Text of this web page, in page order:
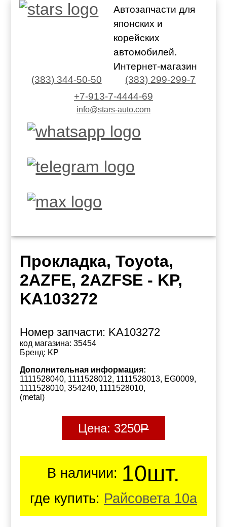
Автозапчасти для
японских и
корейских
автомобилей.
Интернет-магазин
(383) 344-50-50
(383) 299-299-7
+7-913-7-4444-69
info@stars-auto.com
Прокладка, Toyota,
2AZFE, 2AZFSE - KP,
KA103272
Номер запчасти: KA103272
код магазина: 35454
Бренд: KP
Дополнительная информация:
1111528040, 1111528012, 1111528013, EG0009,
1111528010, 354240, 1111528010,
(metal)
Цена: 3250Р
В наличии: 10шт.
где купить: Райсовета 10а